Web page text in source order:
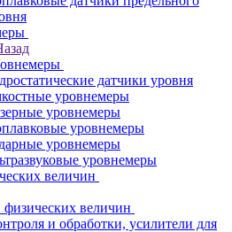
датчики уровня
уровнемеры
уровнемеры
уровнемеры
уровнемеры
уровнемеры
величин
физических величин
и обработки, усилители для